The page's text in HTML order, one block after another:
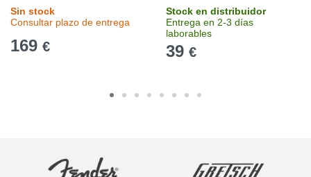
Sin stock
Consultar plazo de entrega
169 €
Stock en distribuidor
Entrega en 2-3 días
laborables
39 €